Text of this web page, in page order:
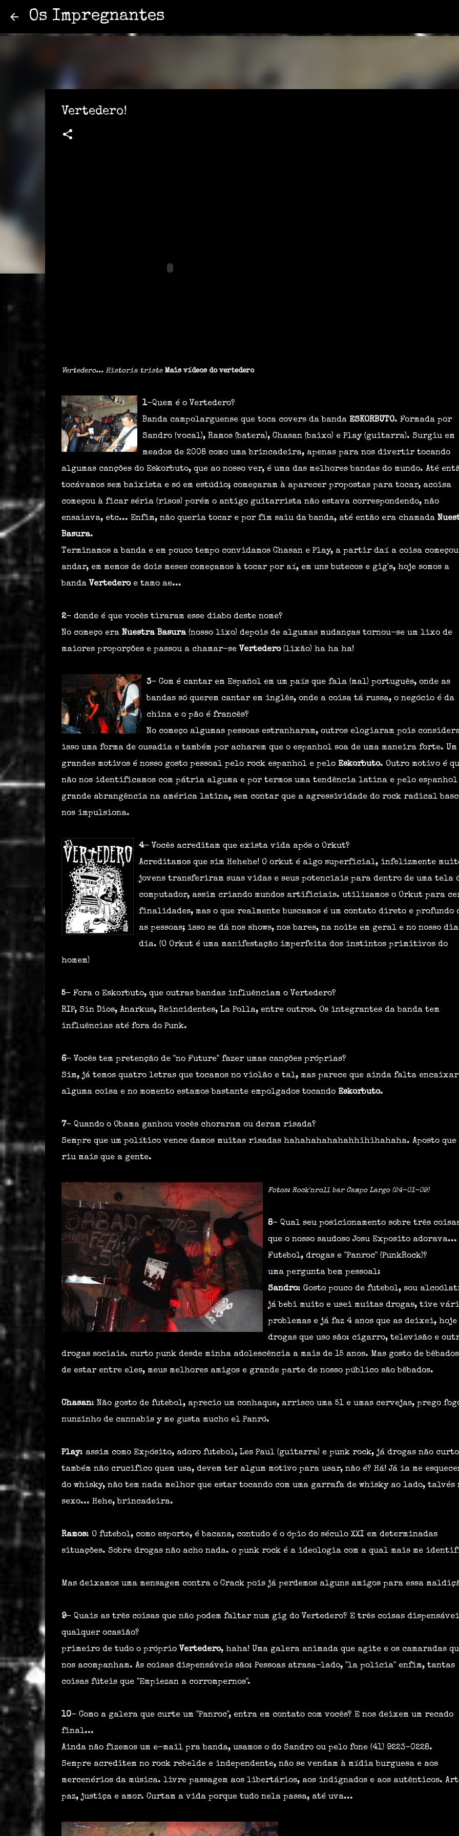
Os Impregnantes
Vertedero!
Vertedero... Historia triste Mais vídeos do vertedero
1-Quem é o Vertedero?
Banda campolarguense que toca covers da banda ESKORBUTO. Formada por
Sandro (vocal), Ramos (batera), Chasan (baixo) e Play (guitarra). Surgiu em
meados de 2008 como uma brincadeira, apenas para nos divertir tocando
algumas canções do Eskorbuto, que ao nosso ver, é uma das melhores bandas do mundo. Até
tocávamos sem baixista e só em estúdio; começaram à aparecer propostas para tocar, acoisa
começou à ficar séria (risos) porém o antigo guitarrista não estava correspondendo, não
ensaiava, etc... Enfim, não queria tocar e por fim saiu da banda, até então era chamada
Basura.
Terminamos a banda e em pouco tempo convidamos Chasan e Play, a partir daí a coisa
andar, em memos de dois meses começamos à tocar por aí, em uns butecos e gig's, hoje somos a
banda Vertederoe tamo ae...
2- donde é que vocês tiraram esse diabo deste nome?
No começo era Nuestra Basura(nosso lixo) depois de algumas mudanças tornou-se um lixo de
maiores proporções e passou a chamar-se Vertedero(lixão) ha ha ha!
3- Com é cantar em Español em um país que fala (mal) português, onde as
bandas só querem cantar em inglês, onde a coisa tá russa, o negócio é da
china e o pão é francês?
No começo algumas pessoas estranharam, outros elogiaram pois
isso uma forma de ousadia e também por acharem que o espanhol soa de uma maneira forte. Um
grandes motivos é nosso gosto pessoal pelo rock espanhol e pelo Eskorbuto. Outro motivo é
não nos identificamos com pátria alguma e por termos uma tendência latina e pelo
grande abrangência na américa latina, sem contar que a agressividade do rock radical
nos impulsiona.
4- Vocês acreditam que exista vida após o Orkut?
Acreditamos que sim Hehehe! O orkut é algo superficial, infelizmente
jovens transferiram suas vidas e seus potenciais para dentro de uma tela
computador, assim criando mundos artificiais. utilizamos o Orkut para
finalidades, mas o que realmente buscamos é um contato direto e profundo
as pessoas; isso se dá nos shows, nos bares, na noite em geral e no nosso
dia. (O Orkut é uma manifestação imperfeita dos instintos primitivos do
homem)
5- Fora o Eskorbuto, que outras bandas influênciam o Vertedero?
RIP, Sin Dios, Anarkus, Reincidentes, La Polla, entre outros. Os integrantes da banda tem
influências até fora do Punk.
6- Vocês tem pretenção de "no Future" fazer umas canções próprias?
Sim, já temos quatro letras que tocamos no violão e tal, mas parece que ainda falta encaixar
alguma coisa e no momento estamos bastante empolgados tocando Eskorbuto.
7- Quando o Obama ganhou vocês choraram ou deram risada?
Sempre que um político vence damos muitas risadas hahahahahahahhihihahaha. Aposto que
riu mais que a gente.
Fotos: Rock'nroll bar Campo Largo (24-01-09)
8- Qual seu posicionamento sobre três
que o nosso saudoso Josu Exposito adorava...
Futebol, drogas e "Panroc" (PunkRock)?
uma pergunta bem pessoal:
Sandro: Gosto pouco de futebol, sou
já bebi muito e usei muitas drogas, tive
problemas e já faz 4 anos que as deixei, hoje
drogas que uso são: cigarro, televisão e
drogas sociais. curto punk desde minha adolescência a mais de 15 anos. Mas gosto de
de estar entre eles, meus melhores amigos e grande parte de nosso público são bêbados.
Chasan: Não gosto de futebol, aprecio um conhaque, arrisco uma 51 e umas cervejas, prego
nunzinho de cannabis y me gusta mucho el Panró.
Play: assim como Expósito, adoro futebol, Les Paul (guitarra) e punk rock, já drogas não curto
também não crucifico quem usa, devem ter algum motivo para usar, não é? Há! Já ia me
do whisky, não tem nada melhor que estar tocando com uma garrafa de whisky ao lado, talvés
sexo... Hehe, brincadeira.
Ramos: O futebol, como esporte, é bacana, contudo é o ópio do século XXI em determinadas
situações. Sobre drogas não acho nada. o punk rock é a ideologia com a qual mais me
Mas deixamos uma mensagem contra o Crack pois já perdemos alguns amigos para essa
9- Quais as três coisas que não podem faltar num gig do Vertedero? E três coisas
qualquer ocasião?
primeiro de tudo o próprio Vertedero, haha! Uma galera animada que agite e os camaradas
nos acompanham. As coisas dispensáveis são: Pessoas atrasa-lado, "la policia" enfim, tantas
coisas fúteis que "Empiezan a corrompernos".
10- Como a galera que curte um "Panroc", entra em contato com vocês? E nos deixem um recado
final...
Ainda não fizemos um e-mail pra banda, usamos o do Sandroou pelo fone (41) 9223-0228.
Sempre acreditem no rock rebelde e independente, não se vendam à mídia burguesa e aos
mercenérios da música. livre passagem aos libertários, aos indignados e aos autênticos.
paz, justiça e amor. Curtam a vida porque tudo nela passa, até uva...